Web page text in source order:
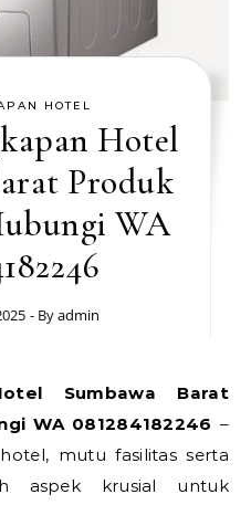
HOTEL
Hotel
Produk
WA
- Byadmin
WA 081284182246 –
mutu fasilitas serta
aspek krusial untuk